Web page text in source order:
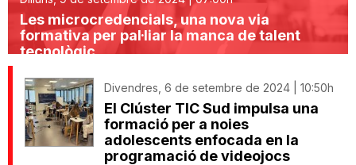
Les microcredencials, una nova via
formativa per pal·liar la manca de talent
tecnològic
Divendres, 6 de setembre de 2024 | 10:50h
El Clúster TIC Sud impulsa una
formació per a noies
adolescents enfocada en la
programació de videojocs